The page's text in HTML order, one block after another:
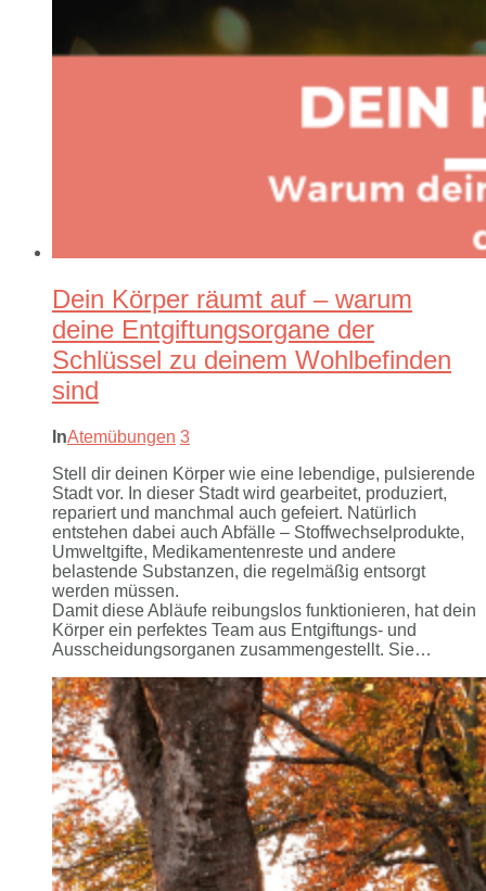
Dein Körper räumt auf – warum
deine Entgiftungsorgane der
Schlüssel zu deinem Wohlbefinden
sind
InAtemübungen 3
Stell dir deinen Körper wie eine lebendige, pulsierende
Stadt vor. In dieser Stadt wird gearbeitet, produziert,
repariert und manchmal auch gefeiert. Natürlich
entstehen dabei auch Abfälle – Stoffwechselprodukte,
Umweltgifte, Medikamentenreste und andere
belastende Substanzen, die regelmäßig entsorgt
werden müssen.
Damit diese Abläufe reibungslos funktionieren, hat dein
Körper ein perfektes Team aus Entgiftungs- und
Ausscheidungsorganen zusammengestellt. Sie…